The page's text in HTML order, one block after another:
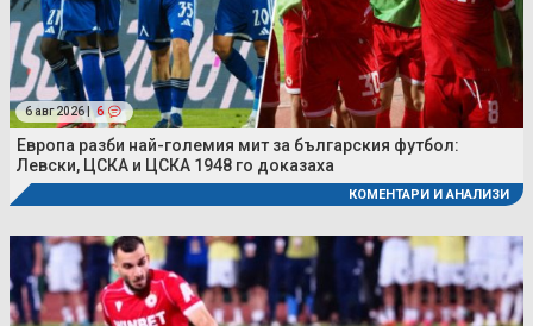
6 авг 2026 | 6
Европа разби най-големия мит за българския футбол:
Левски, ЦСКА и ЦСКА 1948 го доказаха
КОМЕНТАРИ И АНАЛИЗИ